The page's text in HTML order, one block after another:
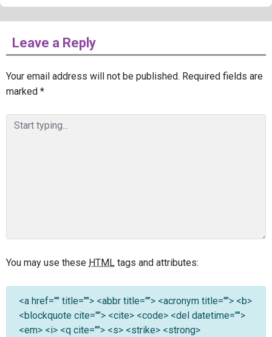
Leave a Reply
Your email address will not be published. Required fields are
marked *
You may use these HTML tags and attributes:
<a href="" title=""> <abbr title=""> <acronym title=""> <b>
<blockquote cite=""> <cite> <code> <del datetime="">
<em> <i> <q cite=""> <s> <strike> <strong>